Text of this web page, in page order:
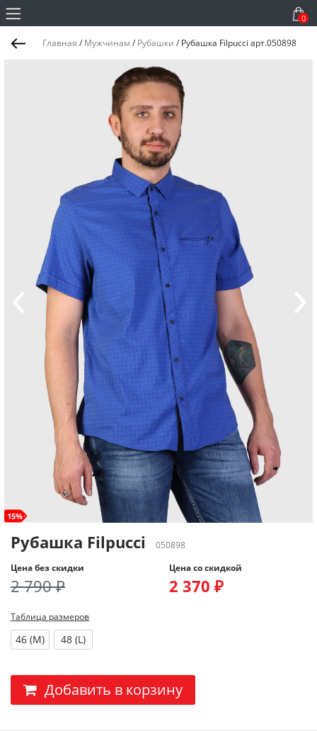
0
Главная / Мужчинам / Рубашки / Рубашка Filpucci арт.050898
15%
Рубашка Filpucci
050898
Цена без скидки
2 790 ₽
Цена со скидкой
2 370 ₽
Таблица размеров
46 (M) 48 (L)
Добавить в корзину